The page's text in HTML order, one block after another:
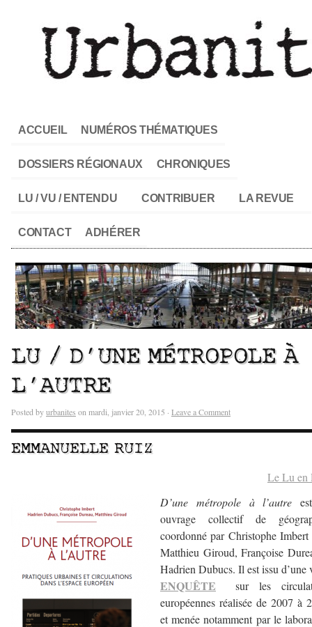
ACCUEIL NUMÉROS THÉMATIQUES
DOSSIERS RÉGIONAUX CHRONIQUES
LU / VU / ENTENDU CONTRIBUER LA REVUE
CONTACT ADHÉRER
LU / D’UNE MÉTROPOLE À
L’AUTRE
Posted byurbanites on mardi, janvier 20, 2015 · Leave a Comment
EMMANUELLE RUIZ
Le Lu en
D’une métropole à l’autre
ouvrage collectif de
coordonné par Christophe Imbert
Matthieu Giroud, Françoise
Hadrien Dubucs. Il est issu d’une
ENQUÊTE
sur les
européennes réalisée de 2007 à
et menée notamment par le